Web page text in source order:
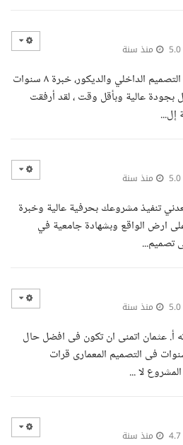
منذ سنة
مهندسة معمارية متخصصة في التصميم الداخلي والديكور، خبرة ٨ سنوات
عالية وبأقل وقت ، لقد أرفقت
إل...
منذ سنة
تنفيذ مشروعك بحرفية عالية وخبرة
ارض الواقع وبشهادة جامعية في
تصميم...
منذ سنة
أ. عثمان اتمنى ان تكون فى افضل حال
معندس عبدالله خبره 5 سنوات فى التصميم المعمارى قرات
لا ...
منذ سنة